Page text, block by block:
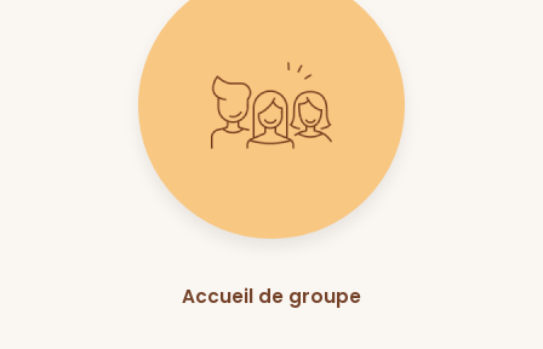
Accueil de groupe